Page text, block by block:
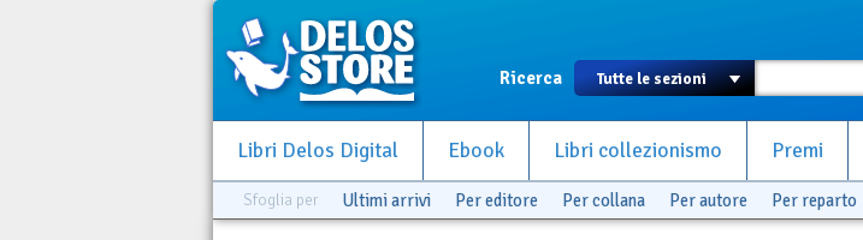
Ricerca
Libri Delos Digital Ebook Libri collezionismo Premi
Sfoglia per Ultimi arrivi Per editore Per collana Per autore Per reparto